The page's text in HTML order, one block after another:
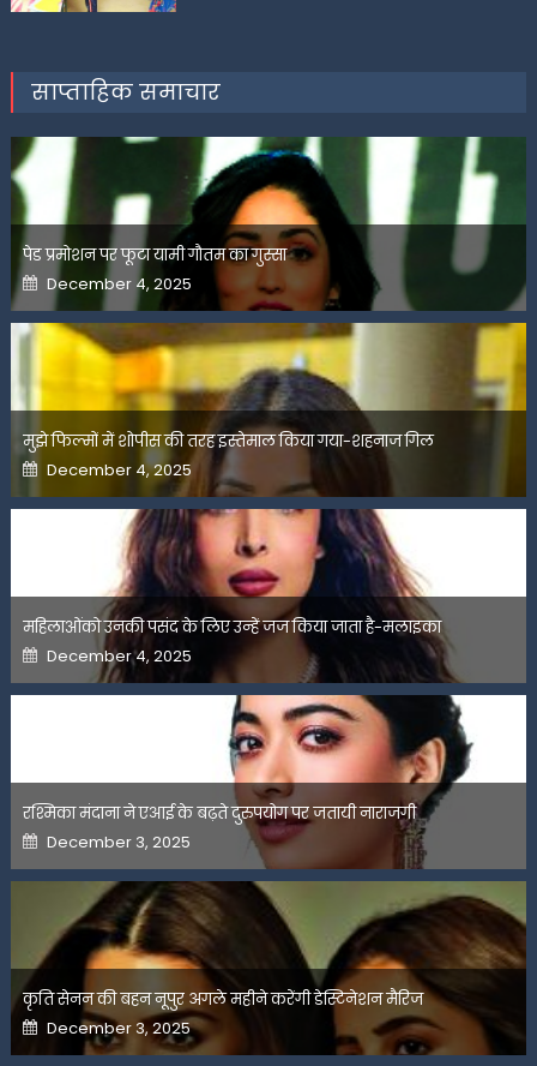
साप्ताहिक समाचार
पेड प्रमोशन पर फूटा यामी गौतम का गुस्सा
Posted
on
December 4, 2025
मुझे फिल्मों में शोपीस की तरह इस्तेमाल किया गया-शहनाज गिल
Posted
on
December 4, 2025
महिलाओंको उनकी पसंद के लिए उन्हें जज किया जाता है-मलाइका
Posted
on
December 4, 2025
रश्मिका मंदाना ने एआई के बढ़ते दुरुपयोग पर जतायी नाराजगी
Posted
on
December 3, 2025
कृति सेनन की बहन नूपुर अगले महीने करेंगी डेस्टिनेशन मैरिज
Posted
on
December 3, 2025